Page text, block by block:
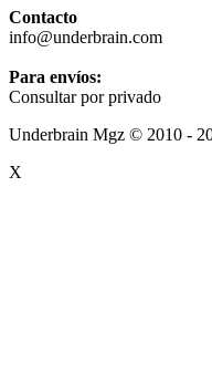
Contacto
info@underbrain.com
Para envíos:
Consultar por privado
Underbrain Mgz © 2010 -
X